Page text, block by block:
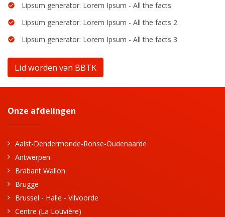
Lipsum generator: Lorem Ipsum - All the facts
Lipsum generator: Lorem Ipsum - All the facts 2
Lipsum generator: Lorem Ipsum - All the facts 3
Lid worden van BBTK
Onze afdelingen
Aalst-Dendermonde-Ronse-Oudenaarde
Antwerpen
Brabant Wallon
Brugge
Brussel - Halle - Vilvoorde
Centre (La Louvière)